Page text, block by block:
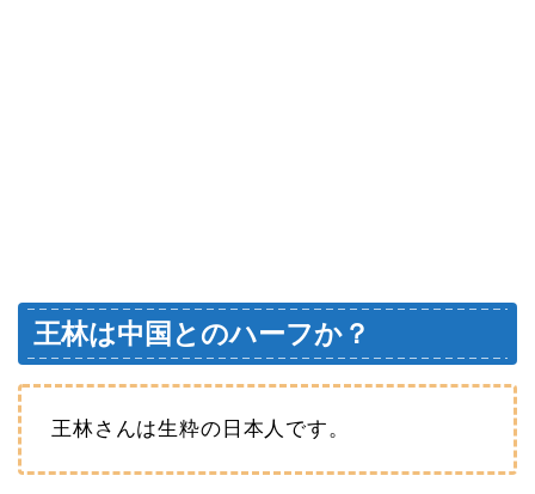
王林は中国とのハーフか？
王林さんは生粋の日本人です。